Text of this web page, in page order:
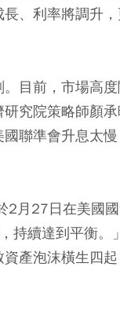
、利率將調升
目前，市場高
究院策略師顏
聯準會升息太
2月27日在美國
持續達到平衡
產泡沫橫生四